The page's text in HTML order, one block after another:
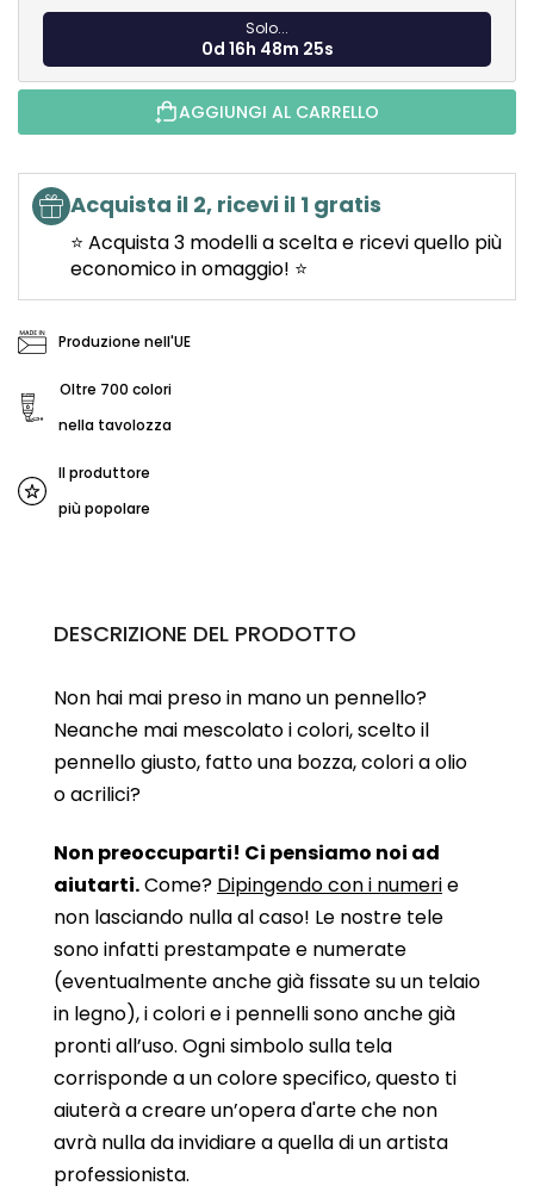
Solo...
0d 16h 48m 24s
AGGIUNGI AL CARRELLO
Acquista il 2, ricevi il 1 gratis
⭐ Acquista 3 modelli a scelta e ricevi quello più
economico in omaggio! ⭐
Produzione nell'UE
Oltre 700 colori
nella tavolozza
Il produttore
più popolare
DESCRIZIONE DEL PRODOTTO
Non hai mai preso in mano un pennello?
Neanche mai mescolato i colori, scelto il
pennello giusto, fatto una bozza, colori a olio
o acrilici?
Non preoccuparti! Ci pensiamo noi ad
aiutarti.Come? Dipingendo con i numerie
non lasciando nulla al caso! Le nostre tele
sono infatti prestampate e numerate
(eventualmente anche già fissate su un telaio
in legno), i colori e i pennelli sono anche già
pronti all’uso. Ogni simbolo sulla tela
corrisponde a un colore specifico, questo ti
aiuterà a creare un’opera d'arte che non
avrà nulla da invidiare a quella di un artista
professionista.